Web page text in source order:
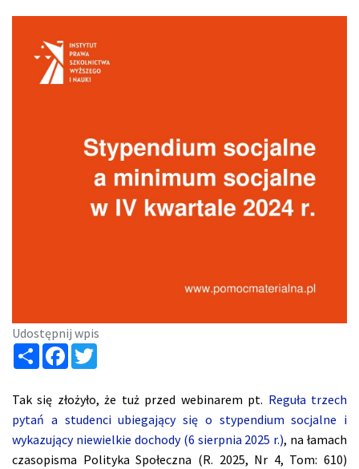
Udostępnij wpis
Share Facebook
Tak się złożyło, że tuż przed webinarem pt. Reguła trzech
pytań a studenci ubiegający się o stypendium socjalne i
wykazujący niewielkie dochody (6 sierpnia 2025 r.), na łamach
czasopisma Polityka Społeczna (R. 2025, Nr 4, Tom: 610)